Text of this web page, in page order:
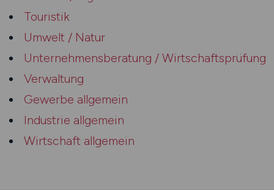
Touristik
Umwelt / Natur
Unternehmensberatung / Wirtschaftsprüfung
Verwaltung
Gewerbe allgemein
Industrie allgemein
Wirtschaft allgemein